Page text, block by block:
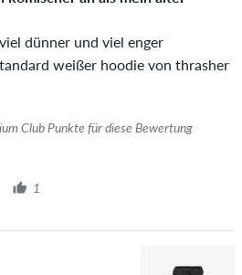
Person stammt, die diesen
erkennst du am grünen Haken
Zusatz "Verifizierter Kauf". Bei
Kauf anhand ihrer Bestellungen
ohne grünen Haken, können wir
die Personen den Artikel
haben.
dünner und viel enger
weißer hoodie von thrasher
Club Punkte für diese Bewertung
1